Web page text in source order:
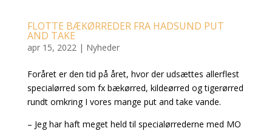
FLOTTE BÆKØRREDER FRA HADSUND PUT
AND TAKE
apr 15, 2022 | Nyheder
Foråret er den tid på året, hvor der udsættes allerflest
specialørred som fx bækørred, kildeørred og tigerørred
rundt omkring I vores mange put and take vande.
– Jeg har haft meget held til specialørrederne med MO